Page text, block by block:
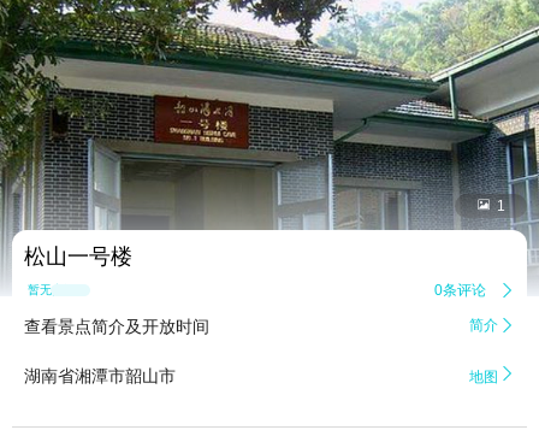
 1
松山一号楼
暂无点评 0条评论 
查看景点简介及开放时间 简介 
湖南省湘潭市韶山市 地图 
